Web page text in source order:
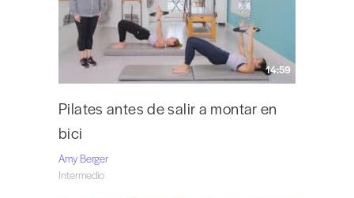
14:59
Pilates antes de salir a montar en
bici
Amy Berger
Intermedio